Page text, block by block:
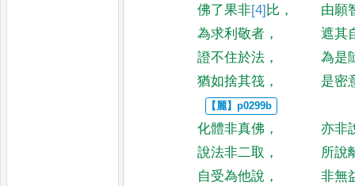
佛了果非[4] 比 ，
由願
為求利敬者 ，
遮其
證不住於法 ，
為是
猶如捨其筏 ， 是密
化體非真佛 ，
亦非
說法非二取 ，
所說
自受為他說 ，
非無